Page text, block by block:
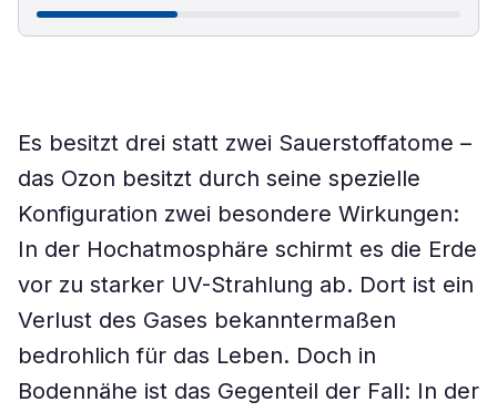
Es besitzt drei statt zwei Sauerstoffatome –
das Ozon besitzt durch seine spezielle
Konfiguration zwei besondere Wirkungen:
In der Hochatmosphäre schirmt es die Erde
vor zu starker UV-Strahlung ab. Dort ist ein
Verlust des Gases bekanntermaßen
bedrohlich für das Leben. Doch in
Bodennähe ist das Gegenteil der Fall: In der